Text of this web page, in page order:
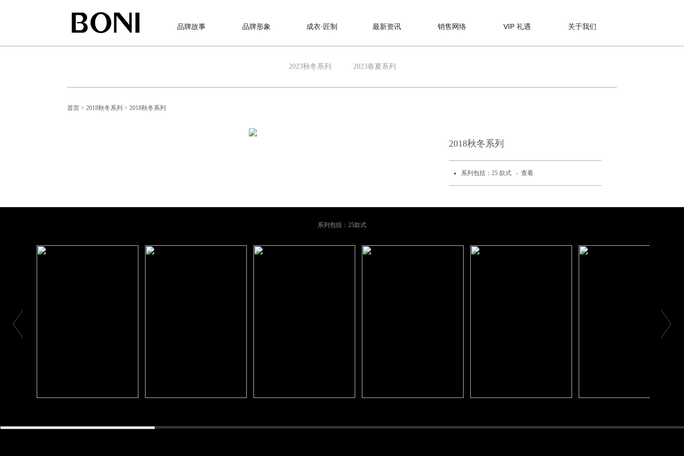
品牌故事 品牌形象 成衣·匠制 最新资讯 销售网络 VIP 礼遇 关于我们
2023秋冬系列 2023春夏系列
首页 > 2018秋冬系列 > 2018秋冬系列
2018秋冬系列
系列包括：25 款式 - 查看
系列包括：25款式